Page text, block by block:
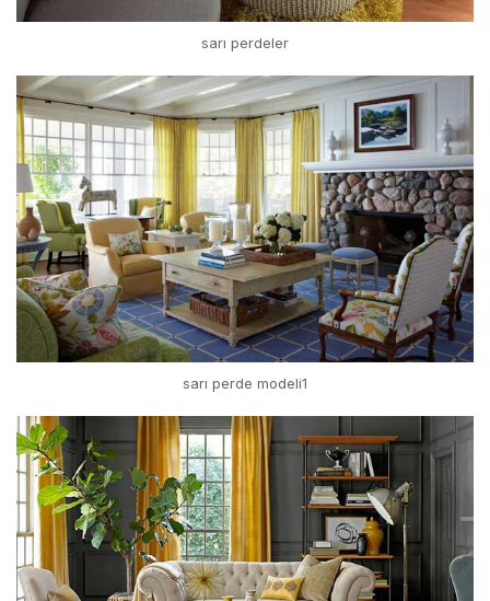
sarı perdeler
sarı perde modeli1